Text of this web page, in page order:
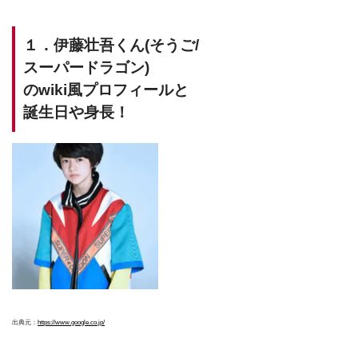
１．伊藤壮吾くん(そうご/
スーパードラゴン)
のwiki風プロフィールと
誕生日や身長！
出典元： https://www.google.co.jp/